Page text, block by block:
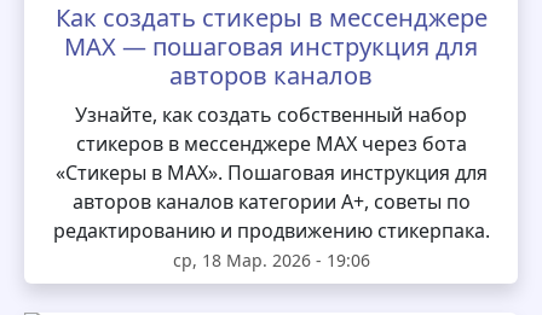
Как создать стикеры в мессенджере
MAX — пошаговая инструкция для
авторов каналов
Узнайте, как создать собственный набор
стикеров в мессенджере MAX через бота
«Стикеры в MAX». Пошаговая инструкция для
авторов каналов категории А+, советы по
редактированию и продвижению стикерпака.
ср, 18 Мар. 2026 - 19:06